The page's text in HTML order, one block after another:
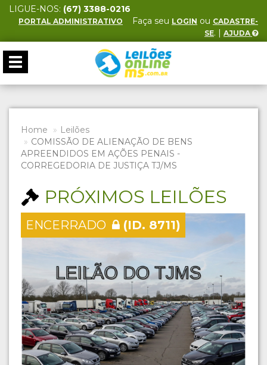
LIGUE-NOS: (67) 3388-0216
PORTAL ADMINISTRATIVO Faça seu LOGIN ou CADASTRE-
SE. | AJUDA
Toggle
navigation
Home
Leilões
COMISSÃO DE ALIENAÇÃO DE BENS
APREENDIDOS EM AÇÕES PENAIS -
CORREGEDORIA DE JUSTIÇA TJ/MS
PRÓXIMOS LEILÕES
ENCERRADO (ID. 8711)